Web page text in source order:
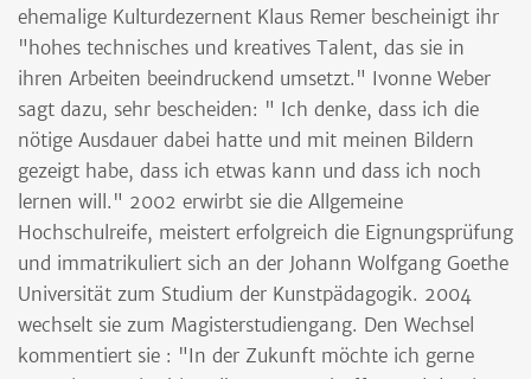
ehemalige Kulturdezernent Klaus Remer bescheinigt ihr
"hohes technisches und kreatives Talent, das sie in
ihren Arbeiten beeindruckend umsetzt." Ivonne Weber
sagt dazu, sehr bescheiden: " Ich denke, dass ich die
nötige Ausdauer dabei hatte und mit meinen Bildern
gezeigt habe, dass ich etwas kann und dass ich noch
lernen will." 2002 erwirbt sie die Allgemeine
Hochschulreife, meistert erfolgreich die Eignungsprüfung
und immatrikuliert sich an der Johann Wolfgang Goethe
Universität zum Studium der Kunstpädagogik. 2004
wechselt sie zum Magisterstudiengang. Den Wechsel
kommentiert sie : "In der Zukunft möchte ich gerne